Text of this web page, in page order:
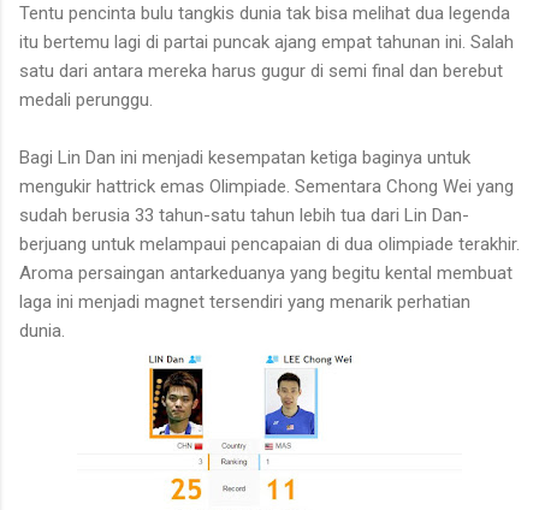
Tentu pencinta bulu tangkis dunia tak bisa melihat dua legenda
itu bertemu lagi di partai puncak ajang empat tahunan ini. Salah
satu dari antara mereka harus gugur di semi final dan berebut
medali perunggu.
Bagi Lin Dan ini menjadi kesempatan ketiga baginya untuk
mengukir hattrick emas Olimpiade. Sementara Chong Wei yang
sudah berusia 33 tahun-satu tahun lebih tua dari Lin Dan-
berjuang untuk melampaui pencapaian di dua olimpiade terakhir.
Aroma persaingan antarkeduanya yang begitu kental membuat
laga ini menjadi magnet tersendiri yang menarik perhatian
dunia.